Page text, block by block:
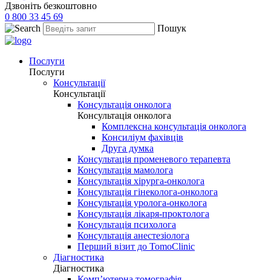
Дзвоніть безкоштовно
0 800 33 45 69
Пошук
Послуги
Послуги
Консультації
Консультації
Консультація онколога
Консультація онколога
Комплексна консультація онколога
Консиліум фахівців
Друга думка
Консультація променевого терапевта
Консультація мамолога
Консультація хірурга-онколога
Консультація гінеколога-онколога
Консультація уролога-онколога
Консультація лікаря-проктолога
Консультація психолога
Консультація анестезіолога
Перший візит до TomoClinic
Діагностика
Діагностика